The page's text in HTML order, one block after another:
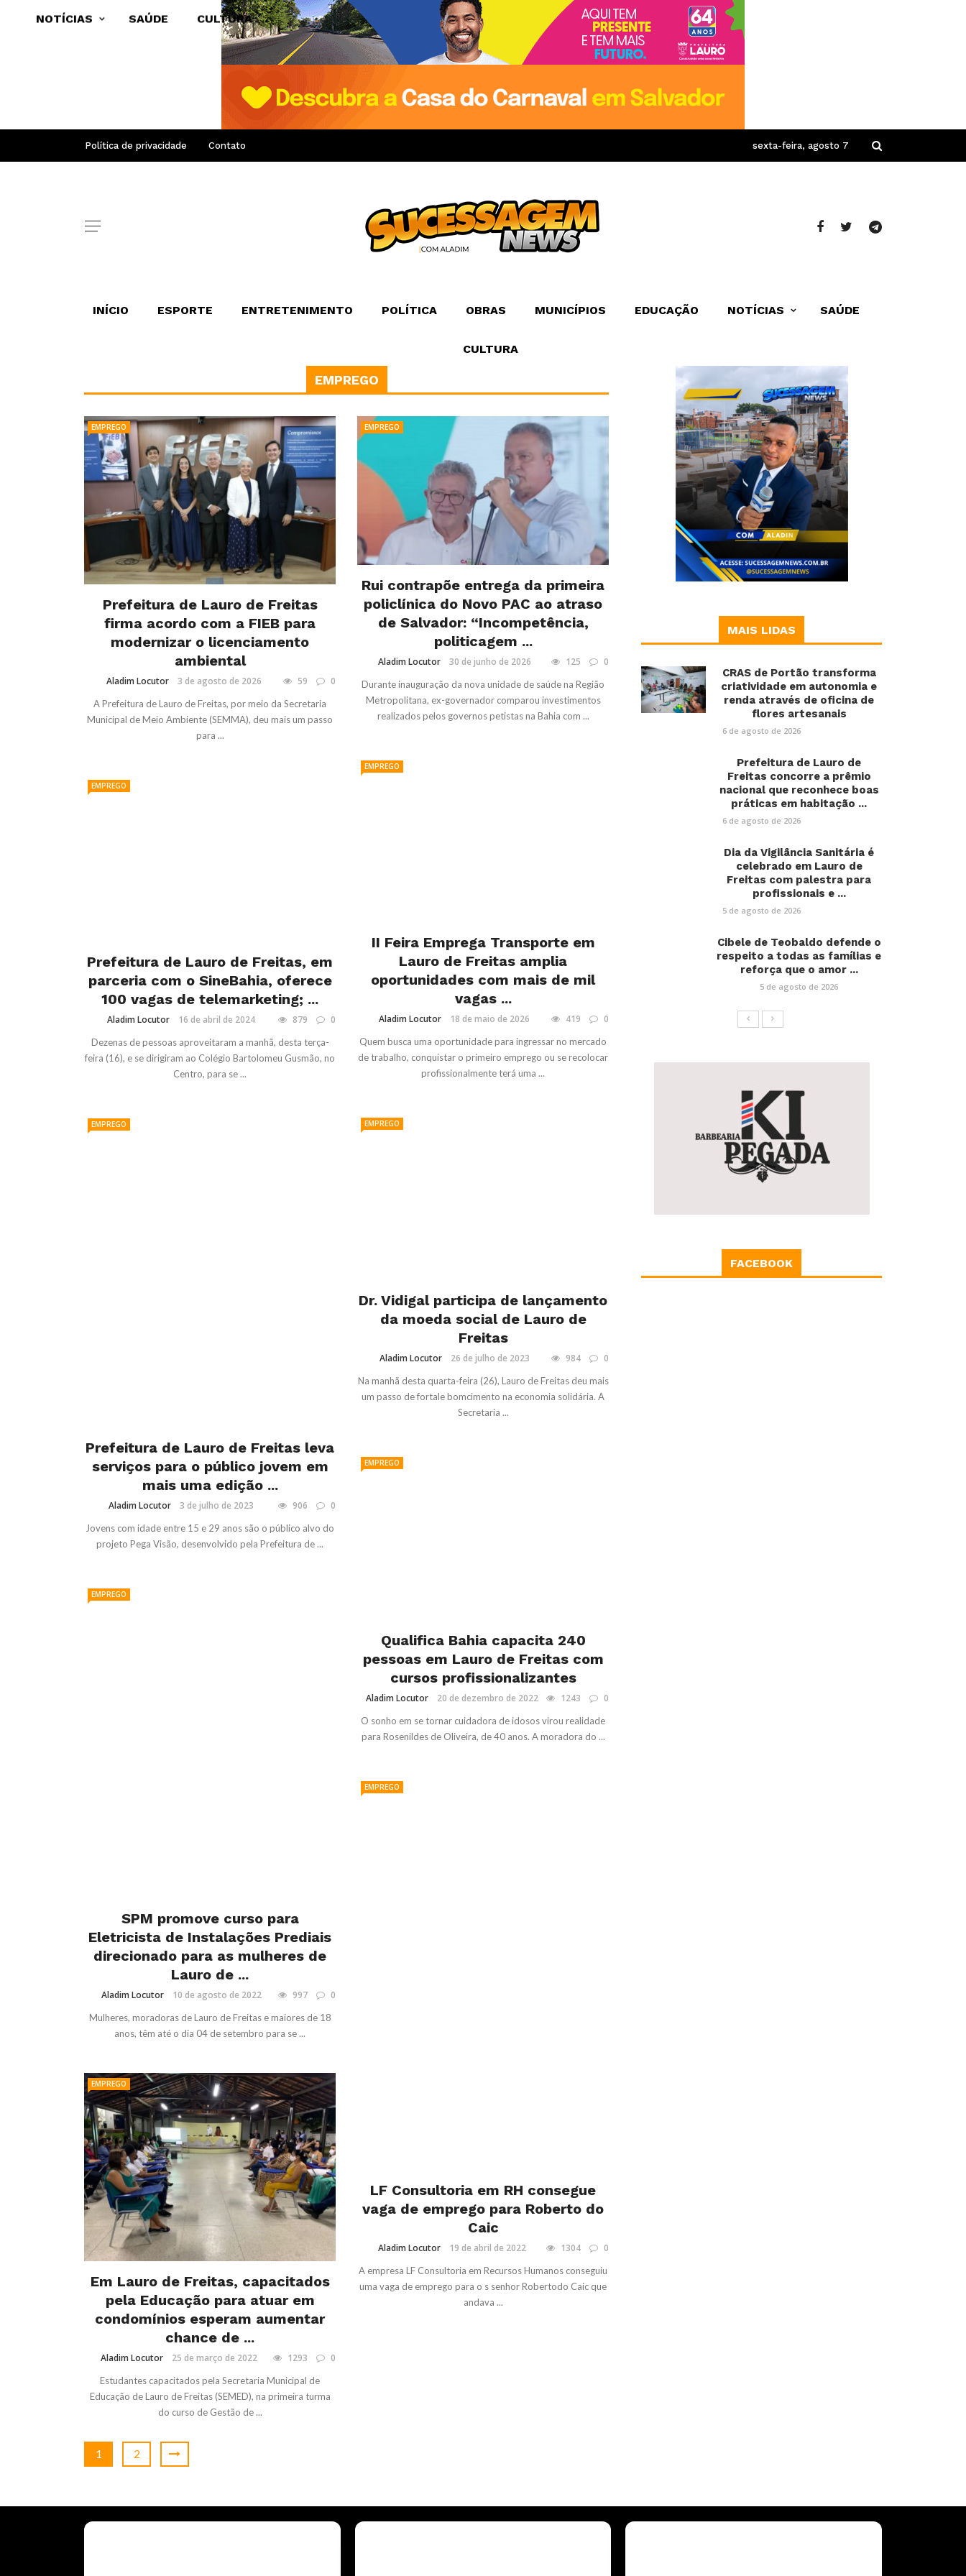
Política de privacidade Contato sexta-feira, agosto 7
INÍCIO ESPORTE ENTRETENIMENTO POLÍTICA OBRAS MUNICÍPIOS EDUCAÇÃO NOTÍCIAS SAÚDE
CULTURA
NOTÍCIAS SAÚDE CULTURA
EMPREGO
EMPREGO
Prefeitura de Lauro de Freitas
firma acordo com a FIEB para
modernizar o licenciamento
ambiental
Aladim Locutor 3 de agosto de 2026 59 0
A Prefeitura de Lauro de Freitas, por meio da Secretaria
Municipal de Meio Ambiente (SEMMA), deu mais um passo
para ...
EMPREGO
Rui contrapõe entrega da primeira
policlínica do Novo PAC ao atraso
de Salvador: “Incompetência,
politicagem ...
Aladim Locutor 30 de junho de 2026 125 0
Durante inauguração da nova unidade de saúde na Região
Metropolitana, ex-governador comparou investimentos
realizados pelos governos petistas na Bahia com ...
EMPREGO
II Feira Emprega Transporte em
Lauro de Freitas amplia
oportunidades com mais de mil
vagas ...
Aladim Locutor 18 de maio de 2026 419 0
Quem busca uma oportunidade para ingressar no mercado
de trabalho, conquistar o primeiro emprego ou se recolocar
profissionalmente terá uma ...
EMPREGO
Prefeitura de Lauro de Freitas, em
parceria com o SineBahia, oferece
100 vagas de telemarketing; ...
Aladim Locutor 16 de abril de 2024 879 0
Dezenas de pessoas aproveitaram a manhã, desta terça-
feira (16), e se dirigiram ao Colégio Bartolomeu Gusmão, no
Centro, para se ...
EMPREGO
Dr. Vidigal participa de lançamento
da moeda social de Lauro de
Freitas
Aladim Locutor 26 de julho de 2023 984 0
Na manhã desta quarta-feira (26), Lauro de Freitas deu mais
um passo de fortale bomcimento na economia solidária. A
Secretaria ...
EMPREGO
Prefeitura de Lauro de Freitas leva
serviços para o público jovem em
mais uma edição ...
Aladim Locutor 3 de julho de 2023 906 0
Jovens com idade entre 15 e 29 anos são o público alvo do
projeto Pega Visão, desenvolvido pela Prefeitura de ...
EMPREGO
Qualifica Bahia capacita 240
pessoas em Lauro de Freitas com
cursos profissionalizantes
Aladim Locutor 20 de dezembro de 2022 1243 0
O sonho em se tornar cuidadora de idosos virou realidade
para Rosenildes de Oliveira, de 40 anos. A moradora do ...
EMPREGO
SPM promove curso para
Eletricista de Instalações Prediais
direcionado para as mulheres de
Lauro de ...
Aladim Locutor 10 de agosto de 2022 997 0
Mulheres, moradoras de Lauro de Freitas e maiores de 18
anos, têm até o dia 04 de setembro para se ...
EMPREGO
LF Consultoria em RH consegue
vaga de emprego para Roberto do
Caic
Aladim Locutor 19 de abril de 2022 1304 0
A empresa LF Consultoria em Recursos Humanos conseguiu
uma vaga de emprego para o s senhor Robertodo Caic que
andava ...
EMPREGO
Em Lauro de Freitas, capacitados
pela Educação para atuar em
condomínios esperam aumentar
chance de ...
Aladim Locutor 25 de março de 2022 1293 0
Estudantes capacitados pela Secretaria Municipal de
Educação de Lauro de Freitas (SEMED), na primeira turma
do curso de Gestão de ...
1 2
MAIS LIDAS
CRAS de Portão transforma
criatividade em autonomia e
renda através de oficina de
flores artesanais
6 de agosto de 2026
Prefeitura de Lauro de
Freitas concorre a prêmio
nacional que reconhece boas
práticas em habitação ...
6 de agosto de 2026
Dia da Vigilância Sanitária é
celebrado em Lauro de
Freitas com palestra para
profissionais e ...
5 de agosto de 2026
Cibele de Teobaldo defende o
respeito a todas as famílias e
reforça que o amor ...
5 de agosto de 2026
FACEBOOK